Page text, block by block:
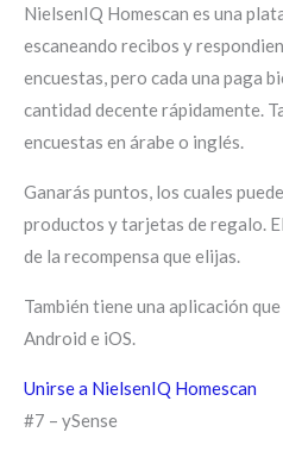
NielsenIQ Homescan es una
escaneando recibos y
encuestas, pero cada una paga
cantidad decente rápidamente.
encuestas en árabe o inglés.
Ganarás puntos, los cuales
productos y tarjetas de regalo.
de la recompensa que elijas.
También tiene una aplicación
Android e iOS.
Unirse a NielsenIQ Homescan
#7 – ySense